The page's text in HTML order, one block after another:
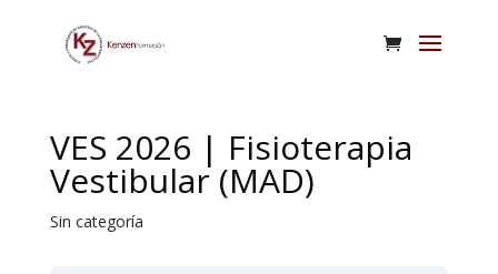
VES 2026 | Fisioterapia
Vestibular (MAD)
Sin categoría